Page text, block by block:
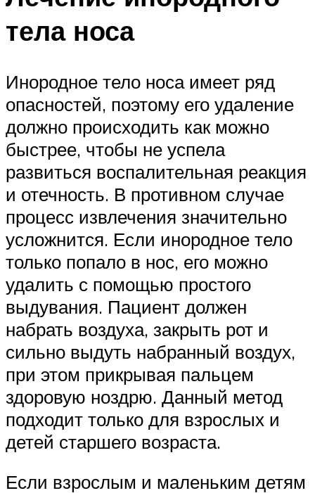
тела носа
Инородное тело носа имеет ряд
опасностей, поэтому его удаление
должно происходить как можно
быстрее, чтобы не успела
развиться воспалительная реакция
и отечность. В противном случае
процесс извлечения значительно
усложнится. Если инородное тело
только попало в нос, его можно
удалить с помощью простого
выдувания. Пациент должен
набрать воздуха, закрыть рот и
сильно выдуть набранный воздух,
при этом прикрывая пальцем
здоровую ноздрю. Данный метод
подходит только для взрослых и
детей старшего возраста.
Если взрослым и маленьким детям